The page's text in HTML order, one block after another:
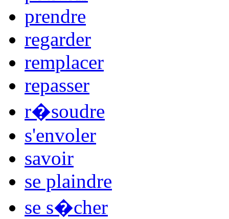
prendre
regarder
remplacer
repasser
r�soudre
s'envoler
savoir
se plaindre
se s�cher